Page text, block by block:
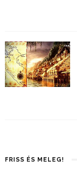
FRISS ÉS MELEG!